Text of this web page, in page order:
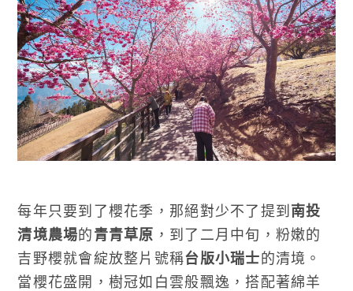
每年只要到了櫻花季，那絕對少不了提到南投
清境農場的青青草原 ，到了二月中旬，粉嫩的
吉野櫻就會綻放整片號稱台版小瑞士的清境。
當櫻花盛開，樹冠如白雲般飄逸，搭配著綿羊